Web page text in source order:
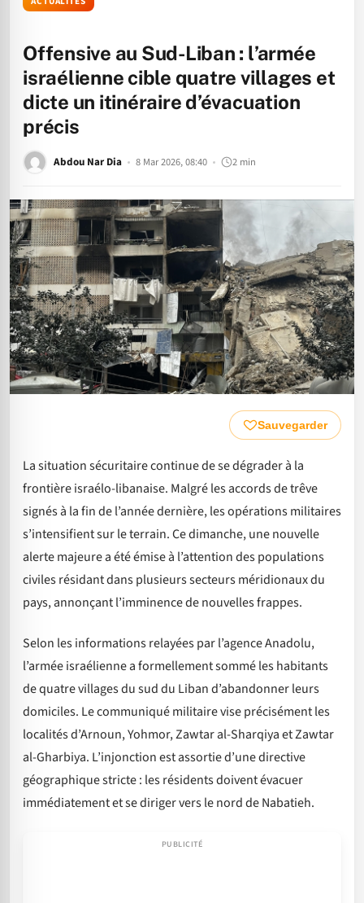
Offensive au Sud-Liban : l’armée
israélienne cible quatre villages et
dicte un itinéraire d’évacuation
précis
Abdou Nar Dia 8 Mar 2026, 08:40 2 min
Sauvegarder
La situation sécuritaire continue de se dégrader à la
frontière israélo-libanaise. Malgré les accords de trêve
signés à la fin de l’année dernière, les opérations militaires
s’intensifient sur le terrain. Ce dimanche, une nouvelle
alerte majeure a été émise à l’attention des populations
civiles résidant dans plusieurs secteurs méridionaux du
pays, annonçant l’imminence de nouvelles frappes.
Selon les informations relayées par l’agence Anadolu,
l’armée israélienne a formellement sommé les habitants
de quatre villages du sud du Liban d’abandonner leurs
domiciles. Le communiqué militaire vise précisément les
localités d’Arnoun, Yohmor, Zawtar al-Sharqiya et Zawtar
al-Gharbiya. L’injonction est assortie d’une directive
géographique stricte : les résidents doivent évacuer
immédiatement et se diriger vers le nord de Nabatieh.